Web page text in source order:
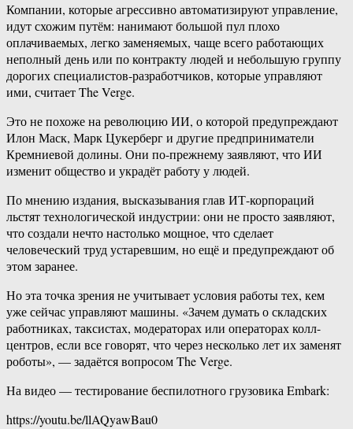
Компании, которые агрессивно автоматизируют управление,
идут схожим путём: нанимают большой пул плохо
оплачиваемых, легко заменяемых, чаще всего работающих
неполный день или по контракту людей и небольшую группу
дорогих специалистов-разработчиков, которые управляют
ими, считает The Verge.
Это не похоже на революцию ИИ, о которой предупреждают
Илон Маск, Марк Цукерберг и другие предприниматели
Кремниевой долины. Они по-прежнему заявляют, что ИИ
изменит общество и украдёт работу у людей.
По мнению издания, высказывания глав ИТ-корпораций
льстят технологической индустрии: они не просто заявляют,
что создали нечто настолько мощное, что сделает
человеческий труд устаревшим, но ещё и предупреждают об
этом заранее.
Но эта точка зрения не учитывает условия работы тех, кем
уже сейчас управляют машины. «Зачем думать о складских
работниках, таксистах, модераторах или операторах колл-
центров, если все говорят, что через несколько лет их заменят
роботы», — задаётся вопросом The Verge.
На видео — тестирование беспилотного грузовика Embark:
https://youtu.be/llAQyawBau0